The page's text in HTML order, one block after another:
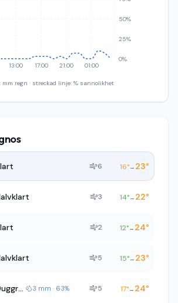
13:00 17:00 21:00 01:00
0%
25%
50%
mm regn · streckad linje: % sannolikhet
6 16°→ 23°
3 14°→ 22°
2 12°→ 24°
5 15°→ 23°
Duggregn 3 mm · 63% 5 17°→ 24°